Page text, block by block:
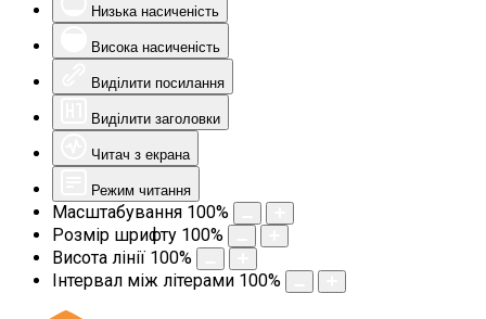
Низька насиченість
Висока насиченість
Виділити посилання
Виділити заголовки
Читач з екрана
Режим читання
Масштабування 100%
Розмір шрифту 100%
Висота лінії 100%
Інтервал між літерами 100%